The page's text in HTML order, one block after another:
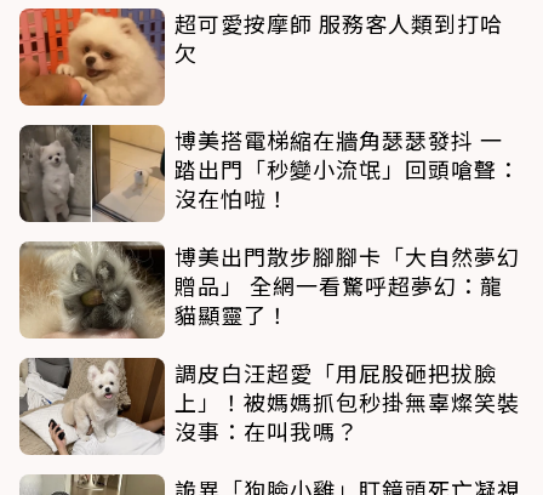
超可愛按摩師 服務客人類到打哈
欠
博美搭電梯縮在牆角瑟瑟發抖 一
踏出門「秒變小流氓」回頭嗆聲：
沒在怕啦！
博美出門散步腳腳卡「大自然夢幻
贈品」 全網一看驚呼超夢幻：龍
貓顯靈了！
調皮白汪超愛「用屁股砸把拔臉
上」！被媽媽抓包秒掛無辜燦笑裝
沒事：在叫我嗎？